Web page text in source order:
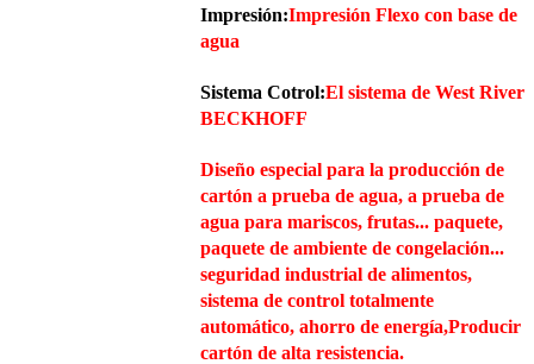
Impresión:Impresión Flexo con base de
agua
Sistema Cotrol:El sistema de West River
BECKHOFF
Diseño especial para la producción de
cartón a prueba de agua, a prueba de
agua para mariscos, frutas... paquete,
paquete de ambiente de congelación...
seguridad industrial de alimentos,
sistema de control totalmente
automático, ahorro de energía,Producir
cartón de alta resistencia.